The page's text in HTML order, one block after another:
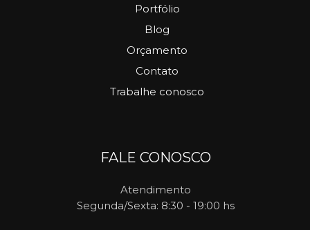
Portfólio
Blog
Orçamento
Contato
Trabalhe conosco
FALE CONOSCO
Atendimento
Segunda/Sexta: 8:30 - 19:00 hs